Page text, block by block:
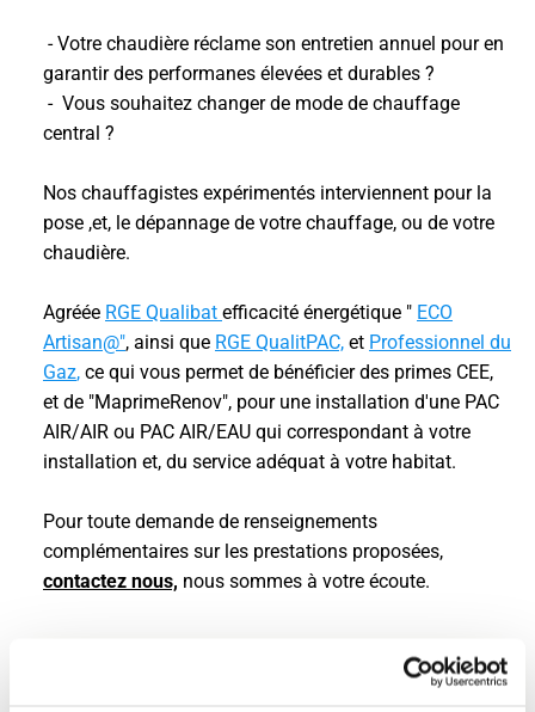
- Votre chaudière réclame son entretien annuel pour en
garantir des performanes élevées et durables ?
- Vous souhaitez changer de mode de chauffage
central ?
Nos chauffagistes expérimentés interviennent pour la
pose ,et, le dépannage de votre chauffage, ou de votre
chaudière.
Agréée RGE Qualibat efficacité énergétique " ECO
Artisan@", ainsi que RGE QualitPAC, et Professionnel du
Gaz, ce qui vous permet de bénéficier des primes CEE,
et de "MaprimeRenov", pour une installation d'une PAC
AIR/AIR ou PAC AIR/EAU qui correspondant à votre
installation et, du service adéquat à votre habitat.
Pour toute demande de renseignements
complémentaires sur les prestations proposées,
contactez nous, nous sommes à votre écoute.